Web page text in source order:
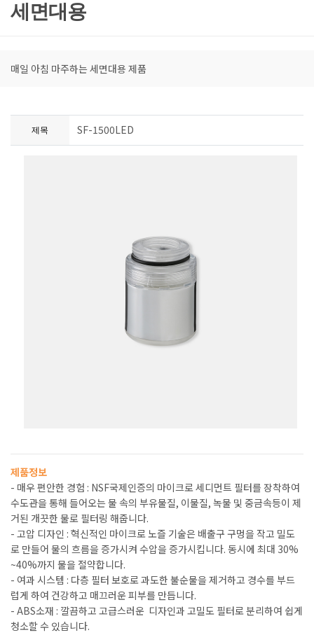
세면대용
매일 아침 마주하는 세면대용 제품
제목 SF-1500LED
제품정보
- 매우 편안한 경험 : NSF국제인증의 마이크로 세디먼트 필터를 장착하여
수도관을 통해 들어오는 물 속의 부유물질, 이물질, 녹물 및 중금속등이 제
거된 개끗한 물로 필터링 해줍니다.
- 고압 디자인 : 혁신적인 마이크로 노즐 기술은 배출구 구멍을 작고 밀도
로 만들어 물의 흐름을 증가시켜 수압을 증가시킵니다. 동시에 최대 30%
~40%까지 물을 절약합니다.
- 여과 시스템 : 다층 필터 보호로 과도한 불순물을 제거하고 경수를 부드
럽게 하여 건강하고 매끄러운 피부를 만듭니다.
- ABS소재 : 깔끔하고 고급스러운 디자인과 고밀도 필터로 분리하여 쉽게
청소할 수 있습니다.